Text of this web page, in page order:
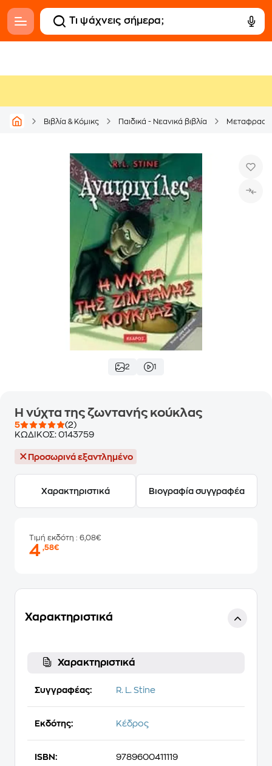
Βιβλία & Κόμικς Παιδικά - Νεανικά βιβλία
2 1
Η νύχτα της ζωντανής κούκλας
5
(2)
ΚΩΔΙΚΟΣ: 0143759
Προσωρινά εξαντλημένο
Χαρακτηριστικά Βιογραφία συγγραφέα
Τιμή εκδότη : 6,08€
4,58€
Χαρακτηριστικά
Χαρακτηριστικά
Συγγραφέας: R. L. Stine
Εκδότης: Κέδρος
ISBN: 9789600411119